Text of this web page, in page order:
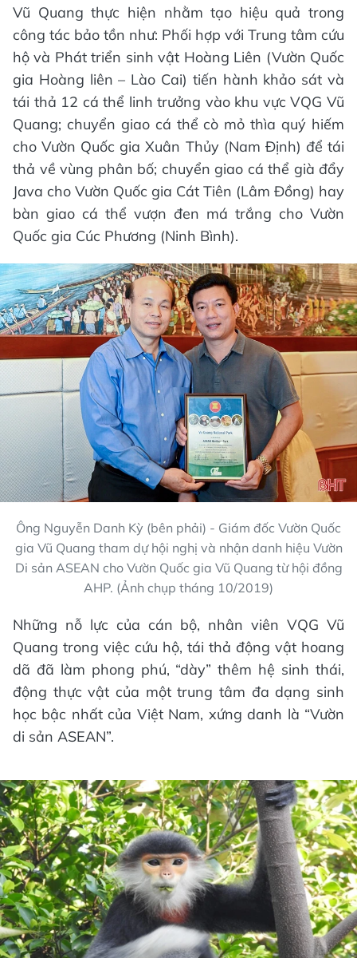
Vũ Quang thực hiện nhằm tạo hiệu quả trong
công tác bảo tồn như: Phối hợp với Trung tâm cứu
hộ và Phát triển sinh vật Hoàng Liên (Vườn Quốc
gia Hoàng liên – Lào Cai) tiến hành khảo sát và
tái thả 12 cá thể linh trưởng vào khu vực VQG Vũ
Quang; chuyển giao cá thể cò mỏ thìa quý hiếm
cho Vườn Quốc gia Xuân Thủy (Nam Định) để tái
thả về vùng phân bố; chuyển giao cá thể già đẩy
Java cho Vườn Quốc gia Cát Tiên (Lâm Đồng) hay
bàn giao cá thể vượn đen má trắng cho Vườn
Quốc gia Cúc Phương (Ninh Bình).
Ông Nguyễn Danh Kỳ (bên phải) - Giám đốc Vườn Quốc
gia Vũ Quang tham dự hội nghị và nhận danh hiệu Vườn
Di sản ASEAN cho Vườn Quốc gia Vũ Quang từ hội đồng
AHP. (Ảnh chụp tháng 10/2019)
Những nỗ lực của cán bộ, nhân viên VQG Vũ
Quang trong việc cứu hộ, tái thả động vật hoang
dã đã làm phong phú, “dày” thêm hệ sinh thái,
động thực vật của một trung tâm đa dạng sinh
học bậc nhất của Việt Nam, xứng danh là “Vườn
di sản ASEAN”.